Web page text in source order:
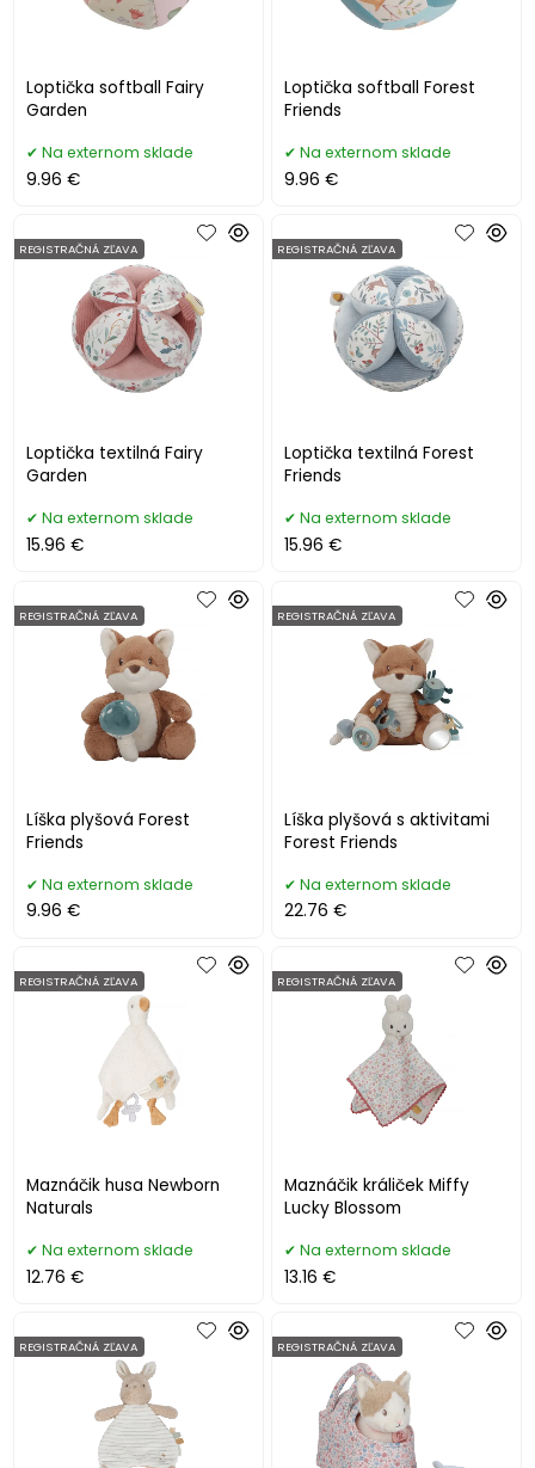
Loptička softball Fairy
Garden
Na externom sklade
9.96 €
Loptička softball Forest
Friends
Na externom sklade
9.96 €
Loptička textilná Fairy
Garden
REGISTRAČNÁ ZĽAVA
Na externom sklade
15.96 €
Loptička textilná Forest
Friends
REGISTRAČNÁ ZĽAVA
Na externom sklade
15.96 €
Líška plyšová Forest
Friends
REGISTRAČNÁ ZĽAVA
Na externom sklade
9.96 €
Líška plyšová s aktivitami
Forest Friends
REGISTRAČNÁ ZĽAVA
Na externom sklade
22.76 €
Maznáčik husa Newborn
Naturals
REGISTRAČNÁ ZĽAVA
Na externom sklade
12.76 €
Maznáčik králiček Miffy
Lucky Blossom
REGISTRAČNÁ ZĽAVA
Na externom sklade
13.16 €
REGISTRAČNÁ ZĽAVA REGISTRAČNÁ ZĽAVA